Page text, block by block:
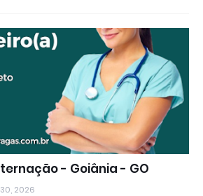
- Goiânia - GO
2026